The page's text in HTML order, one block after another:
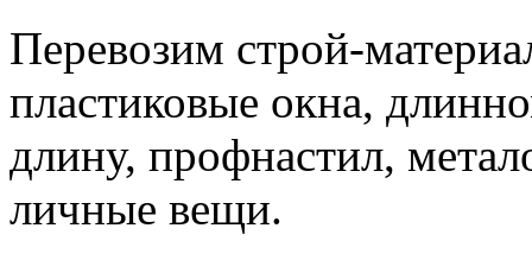
Перевозим строй-
пластиковые окна,
длину, профнастил,
личные вещи.